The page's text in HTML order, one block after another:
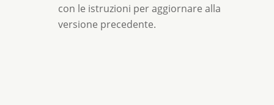
con le istruzioni per aggiornare alla
versione precedente.